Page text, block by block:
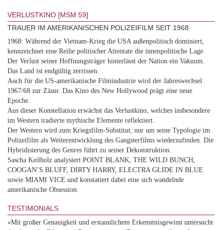
VERLUSTKINO [MSM 59]
TRAUER IM AMERIKANISCHEN POLIZEIFILM SEIT 1968
1968: Während der Vietnam-Krieg die USA außenpolitisch dominiert,
kennzeichnet eine Reihe politischer Attentate die innenpolitische Lage.
Der Verlust seiner Hoffnungsträger hinterlässt der Nation ein Vakuum.
Das Land ist endgültig zerrissen.
Auch für die US-amerikanische Filmindustrie wird der Jahreswechsel
1967/68 zur Zäsur. Das Kino des New Hollywood prägt eine neue
Epoche.
Aus dieser Konstellation erwächst das Verlustkino, welches insbesondere
im Western tradierte mythische Elemente reflektiert.
Der Western wird zum Kriegsfilm-Substitut, nur um seine Typologie im
Polizeifilm als Weiterentwicklung des Gangsterfilms wiederzufinden. Die
Hybridisierung des Genres führt zu seiner Dekonstruktion.
Sascha Keilholz analysiert POINT BLANK, THE WILD BUNCH,
COOGAN’S BLUFF, DIRTY HARRY, ELECTRA GLIDE IN BLUE
sowie MIAMI VICE und konstatiert dabei eine sich wandelnde
amerikanische Obsession.
TESTIMONIALS
«Mit großer Genauigkeit und erstaunlichem Erkenntnisgewinn untersucht